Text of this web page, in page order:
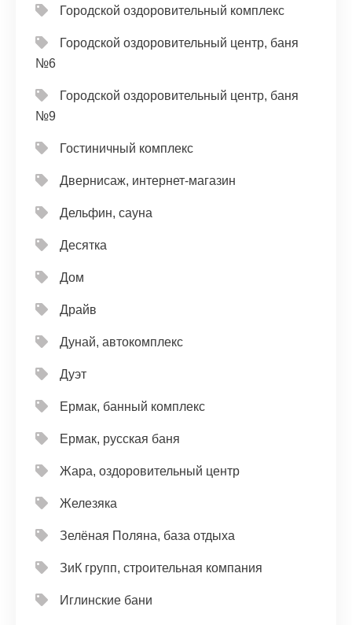
Городской оздоровительный комплекс
Городской оздоровительный центр, баня
№6
Городской оздоровительный центр, баня
№9
Гостиничный комплекс
Двернисаж, интернет-магазин
Дельфин, сауна
Десятка
Дом
Драйв
Дунай, автокомплекс
Дуэт
Ермак, банный комплекс
Ермак, русская баня
Жара, оздоровительный центр
Железяка
Зелёная Поляна, база отдыха
ЗиК групп, строительная компания
Иглинские бани